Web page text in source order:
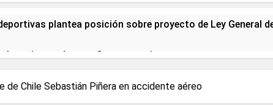
plantea posición sobre proyecto de Ley General
horario por Juegos Centroamericanos
en Francia y Banreservas lanzan convocatoria para
de Chile Sebastián Piñera en accidente aéreo